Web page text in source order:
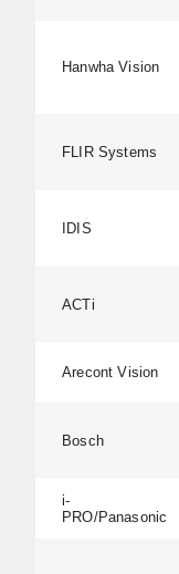
Hanwha Vision
FLIR Systems
IDIS
ACTi
Arecont Vision
Bosch
i-
PRO/Panasonic